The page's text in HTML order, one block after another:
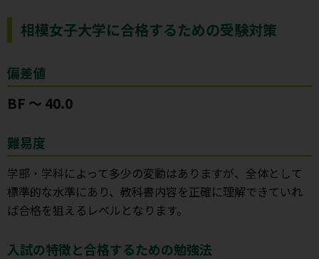
相模女子大学に合格するための受験対策
偏差値
BF ～ 40.0
難易度
学部・学科によって多少の変動はありますが、全体として
標準的な水準にあり、教科書内容を正確に理解できていれ
ば合格を狙えるレベルとなります。
入試の特徴と合格するための勉強法